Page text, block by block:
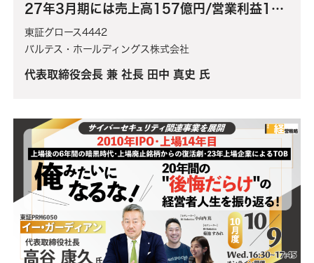
27年3月期には売上高157億円/営業利益16
億円を見込む～中期経営計画達成に向けた中核
施策として28億円をM&Aに投資するバルテ
ス・ホールディング社の成長戦略
東証グロース4442
バルテス・ホールディングス株式会社
代表取締役会長 兼 社長 田中 真史 氏